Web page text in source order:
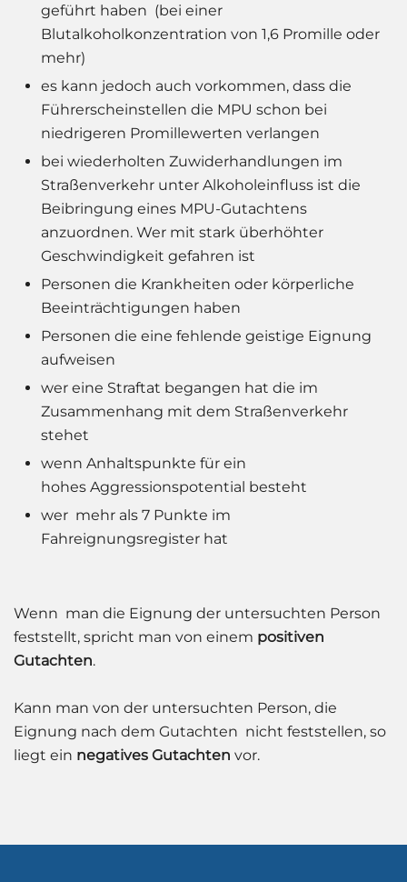
geführt haben (bei einer
Blutalkoholkonzentration von 1,6 Promille oder
mehr)
es kann jedoch auch vorkommen, dass die
Führerscheinstellen die MPU schon bei
niedrigeren Promillewerten verlangen
bei wiederholten Zuwiderhandlungen im
Straßenverkehr unter Alkoholeinfluss ist die
Beibringung eines MPU-Gutachtens
anzuordnen. Wer mit stark überhöhter
Geschwindigkeit gefahren ist
Personen die Krankheiten oder körperliche
Beeinträchtigungen haben
Personen die eine fehlende geistige Eignung
aufweisen
wer eine Straftat begangen hat die im
Zusammenhang mit dem Straßenverkehr
stehet
wenn Anhaltspunkte für ein
hohes Aggressionspotential besteht
wer mehr als 7 Punkte im
Fahreignungsregister hat
Wenn man die Eignung der untersuchten Person
feststellt, spricht man von einem positiven
Gutachten.
Kann man von der untersuchten Person, die
Eignung nach dem Gutachten nicht feststellen, so
liegt ein negatives Gutachten vor.